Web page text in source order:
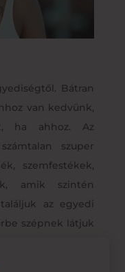
Bátran
van kedvünk,
ha ahhoz. Az
szuper
szemfestékek,
amik szintén
az egyedi
szépnek látjuk